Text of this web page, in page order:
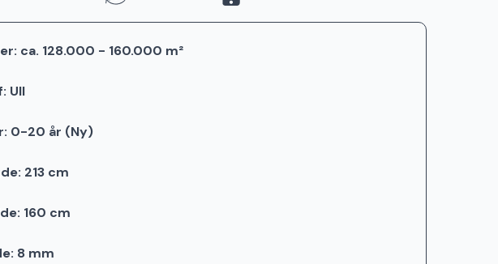
ca. 128.000 - 160.000 m²
Ull
0-20 år (Ny)
213 cm
160 cm
8 mm